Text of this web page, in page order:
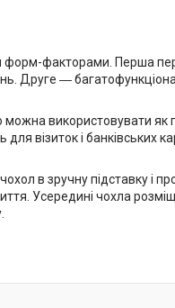
форм-факторами. Перша
Друге ―
використовувати як
візиток і банківських
в зручну підставку і
Усередині чохла